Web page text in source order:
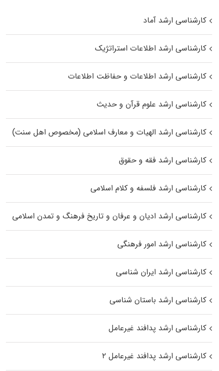
کارشناسی ارشد آماد
کارشناسی ارشد اطلاعات استراتژیک
کارشناسی ارشد اطلاعات و حفاظت اطلاعات
کارشناسی ارشد علوم قرآن و حدیث
کارشناسی ارشد الهیات و معارف اسلامی (مخصوص اهل سنت)
کارشناسی ارشد فقه و حقوق
کارشناسی ارشد فلسفه و کلام اسلامی
کارشناسی ارشد ادیان و عرفان و تاریخ فرهنگ و تمدن اسلامی
کارشناسی ارشد امور فرهنگی
کارشناسی ارشد ایران شناسی
کارشناسی ارشد باستان شناسی
کارشناسی ارشد پدافند غیرعامل
کارشناسی ارشد پدافند غیرعامل ۲